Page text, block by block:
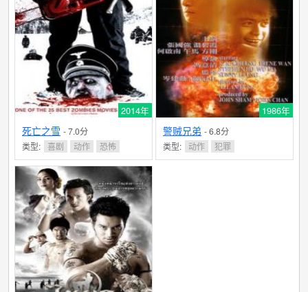
2014年
死亡之雪 - 7.0分
类型: 喜剧 动作 恐怖
1986年
警贼兄弟 - 6.8分
类型:
动作 犯罪